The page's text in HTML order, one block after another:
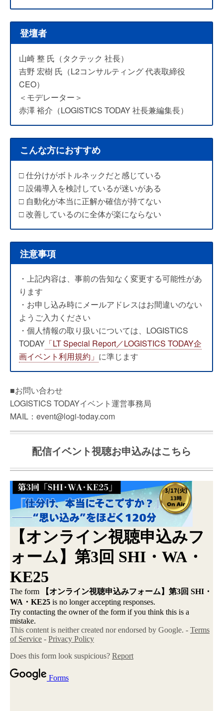
登壇者
山崎 整 氏（タクテック 社長）
吉野 宏樹 氏（L2コンサルティング 代表取締役
CEO）
＜モデレーター＞
赤澤 裕介（LOGISTICS TODAY 社長兼編集長）
こんな方におすすめ
□ 仕分けがボトルネックだと感じている
□ 設備導入を検討しているが迷いがある
□ 自動化が本当に正解か確信が持てない
□ 改善しているのに全体が楽にならない
注意事項
・上記内容は、事前の告知なく変更する可能性があ
ります
・お申し込み時にメールアドレスはお間違いのない
ようご入力ください
・個人情報の取り扱いについては、LOGISTICS
TODAY 「LT Special Report／LOGISTICS TODAY企
画イベント利用規約」 に準じます
■お問い合わせ
LOGISTICS TODAYイベント運営事務局
MAIL：event@logi-today.com
配信イベント視聴お申込みはこちら